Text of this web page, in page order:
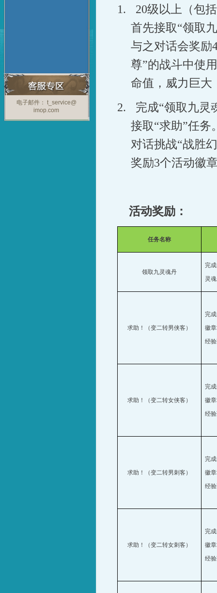
电子邮件： t_service@
imop.com
1.
20级以上（包括
首先接取“领取
与之对话会奖励
尊”的战斗中使
命值，威力巨大
2.
完成“领取九灵
接取“求助”任
对话挑战“战胜
奖励3个活动徽
活动奖励：
任务名称
领取九灵魂丹
完
灵
求助！（变二转男侠客）
完
徽
经
求助！（变二转女侠客）
完
徽
经
求助！（变二转男刺客）
完
徽
经
求助！（变二转女刺客）
完
徽
经